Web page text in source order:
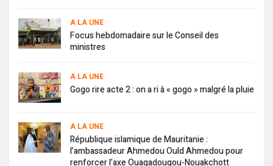
A LA UNE
Focus hebdomadaire sur le Conseil des
ministres
A LA UNE
Gogo rire acte 2 : on a ri à « gogo » malgré la pluie
A LA UNE
République islamique de Mauritanie :
l’ambassadeur Ahmedou Ould Ahmedou pour
renforcer l’axe Ouagadougou-Nouakchott